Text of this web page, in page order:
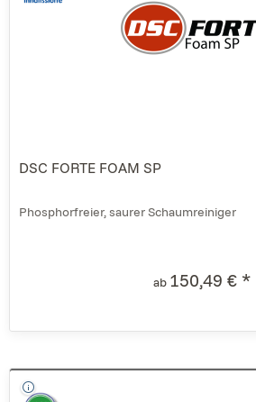
DSC FORTE FOAM SP
Phosphorfreier, saurer Schaumreiniger
ab 150,49 € *